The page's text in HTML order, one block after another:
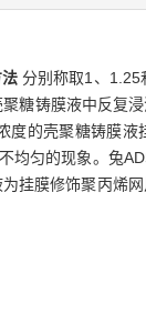
分别称取1、1.25
糖铸膜液中反复
度的壳聚糖铸膜
均匀的现象。兔
挂膜修饰聚丙烯